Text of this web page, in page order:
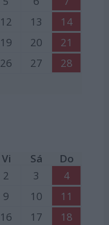
12 13
14
19 20
21
26 27
28
Vi Sá
Do
2 3
4
9 10
11
16 17
18